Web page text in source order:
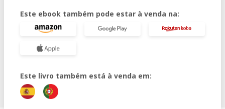
Este ebook também pode estar à venda na:
Este livro também está à venda em: